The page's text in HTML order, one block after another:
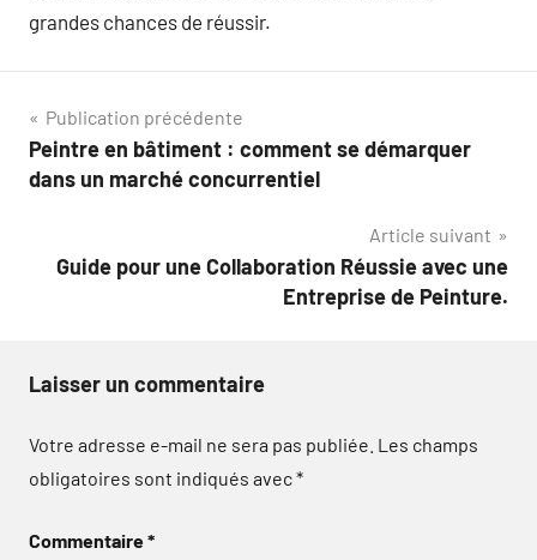
grandes chances de réussir.
Navigation
de
Publication précédente
Peintre en bâtiment : comment se démarquer
dans un marché concurrentiel
Article suivant
Guide pour une Collaboration Réussie avec une
Entreprise de Peinture.
Laisser un commentaire
Votre adresse e-mail ne sera pas publiée. Les champs
obligatoires sont indiqués avec*
Commentaire*